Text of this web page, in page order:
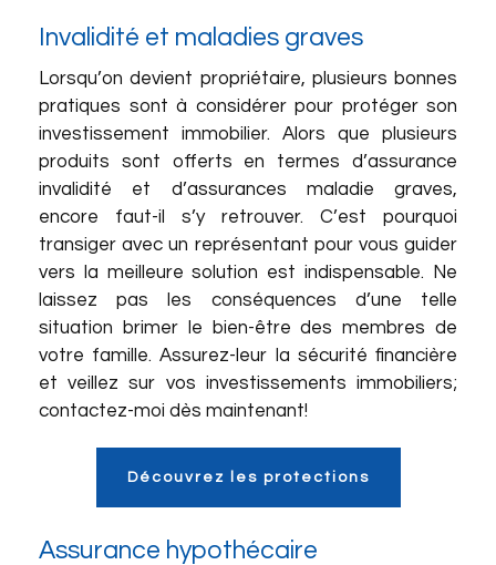
Invalidité et maladies graves
Lorsqu’on devient propriétaire, plusieurs bonnes
pratiques sont à considérer pour protéger son
investissement immobilier. Alors que plusieurs
produits sont offerts en termes d’assurance
invalidité et d’assurances maladie graves,
encore faut-il s’y retrouver. C’est pourquoi
transiger avec un représentant pour vous guider
vers la meilleure solution est indispensable. Ne
laissez pas les conséquences d’une telle
situation brimer le bien-être des membres de
votre famille. Assurez-leur la sécurité financière
et veillez sur vos investissements immobiliers;
contactez-moi dès maintenant!
Découvrez les protections
Assurance hypothécaire